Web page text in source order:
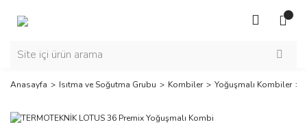
Anasayfa Isıtma ve Soğutma Grubu Kombiler Yoğuşmalı Kombiler